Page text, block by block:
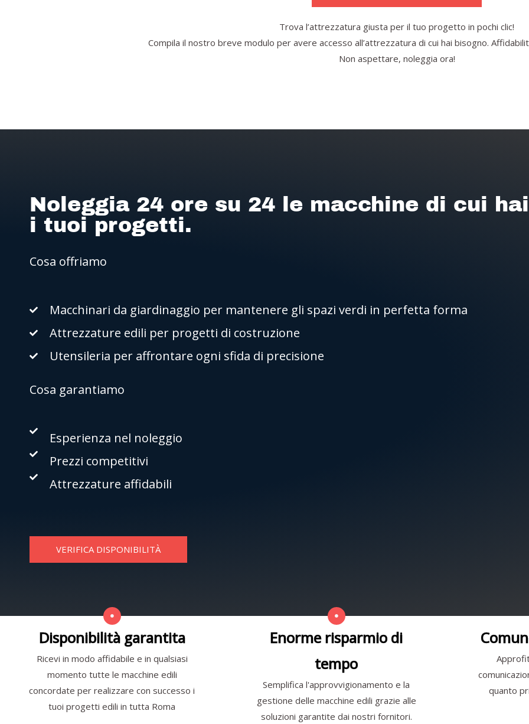
Trova l’attrezzatura giusta per il tuo progetto in pochi clic!
Compila il nostro breve modulo per avere accesso all’attrezzatura di cui hai bisogno.
Non aspettare, noleggia ora!
Noleggia 24 ore su 24 le macchine di cui
i tuoi progetti.
Cosa offriamo
Macchinari da giardinaggio per mantenere gli spazi verdi in perfetta forma
Attrezzature edili per progetti di costruzione
Utensileria per affrontare ogni sfida di precisione
Cosa garantiamo
Esperienza nel noleggio
Prezzi competitivi
Attrezzature affidabili
VERIFICA DISPONIBILITÀ
Disponibilità garantita
Ricevi in modo affidabile e in qualsiasi
momento tutte le macchine edili
concordate per realizzare con successo i
tuoi progetti edili in tutta Roma
Enorme risparmio di
tempo
Semplifica l'approvvigionamento e la
gestione delle macchine edili grazie alle
soluzioni garantite dai nostri fornitori.
quanto